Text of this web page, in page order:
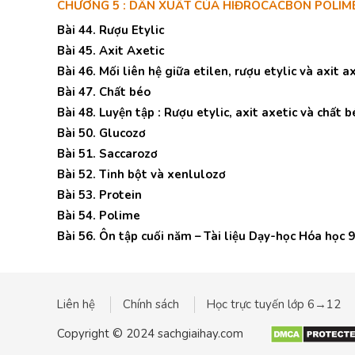
CHƯƠNG 5 : DẪN XUẤT CỦA HIĐROCACBON
Bài 44. Rượu Etylic
Bài 45. Axit Axetic
Bài 46. Mối liên hệ giữa etilen, rượu etylic và axit
Bài 47. Chất béo
Bài 48. Luyện tập : Rượu etylic, axit axetic và chất
Bài 50. Glucozơ
Bài 51. Saccarozơ
Bài 52. Tinh bột và xenlulozơ
Bài 53. Protein
Bài 54. Polime
Bài 56. Ôn tập cuối năm – Tài liệu Dạy-học Hóa học 9
Liên hệ Chính sách
Học trực tuyến lớp 6→12
Copyright © 2024 sachgiaihay.com